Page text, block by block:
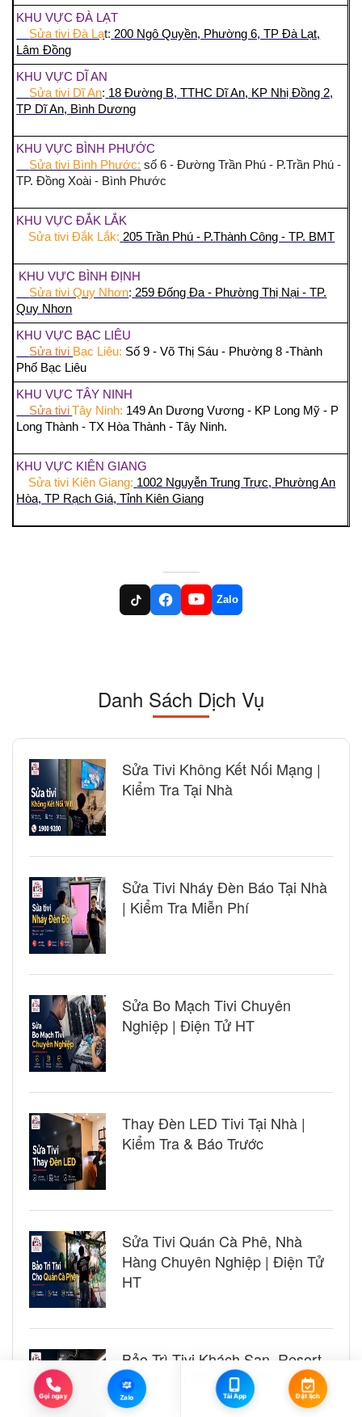
KHU VỰC ĐÀ LẠT
Sửa tivi Đà Lạt: 200 Ngô Quyền, Phường 6, TP Đà Lạt,
Lâm Đồng
KHU VỰC DĨ AN
Sửa tivi Dĩ An: 18 Đường B, TTHC Dĩ An, KP Nhị Đồng 2,
TP Dĩ An, Bình Dương
KHU VỰC BÌNH PHƯỚC
Sửa tivi Bình Phước: số 6 - Đường Trần Phú - P.Trần Phú -
TP. Đồng Xoài - Bình Phước
KHU VỰC ĐẮK LẮK
Sửa tivi Đắk Lắk: 205 Trần Phú - P.Thành Công - TP. BMT
KHU VỰC BÌNH ĐỊNH
Sửa tivi Quy Nhơn: 259 Đống Đa - Phường Thị Nại - TP.
Quy Nhơn
KHU VỰC BẠC LIÊU
Sửa tivi Bạc Liêu: Số 9 - Võ Thị Sáu - Phường 8 -Thành
Phố Bạc Liêu
KHU VỰC TÂY NINH
Sửa tivi Tây Ninh: 149 An Dương Vương - KP Long Mỹ - P
Long Thành - TX Hòa Thành - Tây Ninh.
KHU VỰC KIÊN GIANG
Sửa tivi Kiên Giang: 1002 Nguyễn Trung Trực, Phường An
Hòa, TP Rạch Giá, Tỉnh Kiên Giang
Zalo
Danh Sách Dịch Vụ
Sửa Tivi Không Kết Nối Mạng |
Kiểm Tra Tại Nhà
Sửa Tivi Nháy Đèn Báo Tại Nhà
| Kiểm Tra Miễn Phí
Sửa Bo Mạch Tivi Chuyên
Nghiệp | Điện Tử HT
Thay Đèn LED Tivi Tại Nhà |
Kiểm Tra & Báo Trước
Sửa Tivi Quán Cà Phê, Nhà
Hàng Chuyên Nghiệp | Điện Tử
HT
Bảo Trì Tivi Khách Sạn, Resort
Kiểm Tra Miễn Phí | Điện Tử HT
Gọi ngay
Zalo
Zalo Tải App Đặt lịch